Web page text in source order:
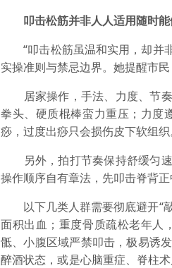
叩击松筋并非人人适用随时
“叩击松筋虽温和实用，却并非
实操准则与禁忌边界。她提醒市
居家操作，手法、力度、节奏
拳头、硬质棍棒蛮力重压；力度
痧，过度出痧只会损伤皮下软组织
另外，拍打节奏保持舒缓匀速
操作顺序自有章法，先叩击脊背
以下几类人群需要彻底避开“敲
面积出血；重度骨质疏松老年人
骶、小腹区域严禁叩击，极易诱
醉酒状态，或是心脑重症、脊柱